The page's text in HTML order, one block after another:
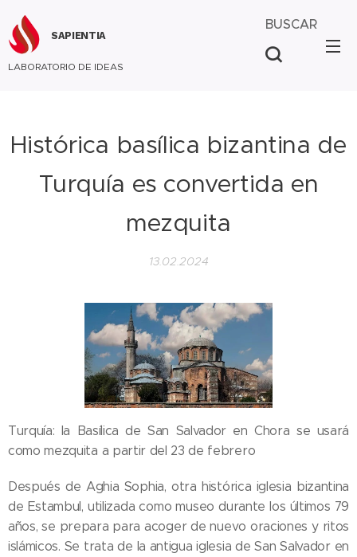
SAPIENTIA
LABORATORIO DE IDEAS
BUSCAR
Histórica basílica bizantina de
Turquía es convertida en
mezquita
13.02.2024
Turquía: la Basílica de San Salvador en Chora se usará
como mezquita a partir del 23 de febrero
Después de Aghia Sophia, otra histórica iglesia bizantina
de Estambul, utilizada como museo durante los últimos 79
años, se prepara para acoger de nuevo oraciones y ritos
islámicos. Se trata de la antigua iglesia de San Salvador en